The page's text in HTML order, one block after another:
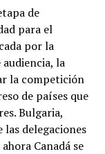
de
para el
por la
la
la competición
de países que
Bulgaria,
delegaciones
Canadá se